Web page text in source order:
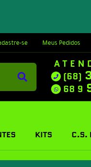
se Meus Pedidos
(68)
68 9
KITS C.S.